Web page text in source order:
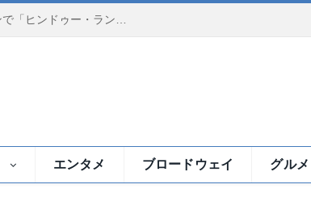
夕暮れのイースト川で祈りの灯、ブルックリンで「ヒンドゥー・ランプ・セレモニー」
エンタメ ブロードウェイ グルメ